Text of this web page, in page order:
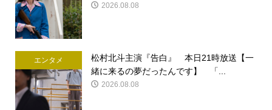
2026.08.08
エンタメ
松村北斗主演『告白』 本日21時放送【一
緒に来るの夢だったんです】 「...
2026.08.08